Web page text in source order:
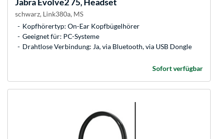
schwarz, Link380a, MS
Kopfhörertyp: On-Ear Kopfbügelhörer
Geeignet für: PC-Systeme
Drahtlose Verbindung: Ja, via Bluetooth, via USB Dongle
Sofort verfügbar